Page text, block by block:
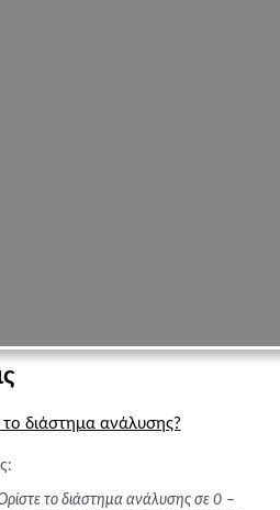
το διάστημα ανάλυσης?
το διάστημα ανάλυσης σε 0–